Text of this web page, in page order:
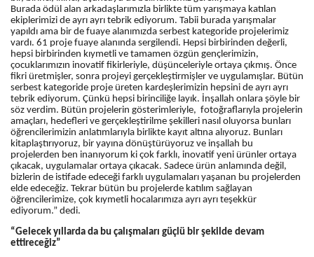
Burada ödül alan arkadaşlarımızla birlikte tüm yarışmaya katılan
ekiplerimizi de ayrı ayrı tebrik ediyorum. Tabii burada yarışmalar
yapıldı ama bir de fuaye alanımızda serbest kategoride projelerimiz
vardı. 61 proje fuaye alanında sergilendi. Hepsi birbirinden değerli,
hepsi birbirinden kıymetli ve tamamen özgün gençlerimizin,
çocuklarımızın inovatif fikirleriyle, düşünceleriyle ortaya çıkmış. Önce
fikri üretmişler, sonra projeyi gerçekleştirmişler ve uygulamışlar. Bütün
serbest kategoride proje üreten kardeşlerimizin hepsini de ayrı ayrı
tebrik ediyorum. Çünkü hepsi birinciliğe layık. İnşallah onlara şöyle bir
söz verdim. Bütün projelerin gösterimleriyle, fotoğraflarıyla projelerin
amaçları, hedefleri ve gerçekleştirilme şekilleri nasıl oluyorsa bunları
öğrencilerimizin anlatımlarıyla birlikte kayıt altına alıyoruz. Bunları
kitaplaştırıyoruz, bir yayına dönüştürüyoruz ve inşallah bu
projelerden ben inanıyorum ki çok farklı, inovatif yeni ürünler ortaya
çıkacak, uygulamalar ortaya çıkacak. Sadece ürün anlamında değil,
bizlerin de istifade edeceği farklı uygulamaları yaşanan bu projelerden
elde edeceğiz. Tekrar bütün bu projelerde katılım sağlayan
öğrencilerimize, çok kıymetli hocalarımıza ayrı ayrı teşekkür
ediyorum.” dedi.
“Gelecek yıllarda da bu çalışmaları güçlü bir şekilde devam
ettireceğiz”